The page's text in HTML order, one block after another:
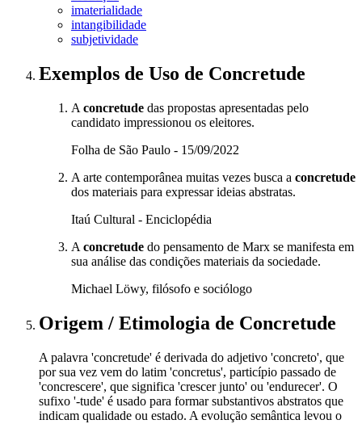
imaterialidade
intangibilidade
subjetividade
Exemplos de Uso de Concretude
A concretude das propostas apresentadas pelo
candidato impressionou os eleitores.
Folha de São Paulo - 15/09/2022
A arte contemporânea muitas vezes busca a concretude
dos materiais para expressar ideias abstratas.
Itaú Cultural - Enciclopédia
A concretude do pensamento de Marx se manifesta em
sua análise das condições materiais da sociedade.
Michael Löwy, filósofo e sociólogo
Origem / Etimologia de Concretude
A palavra 'concretude' é derivada do adjetivo 'concreto', que
por sua vez vem do latim 'concretus', particípio passado de
'concrescere', que significa 'crescer junto' ou 'endurecer'. O
sufixo '-tude' é usado para formar substantivos abstratos que
indicam qualidade ou estado. A evolução semântica levou o